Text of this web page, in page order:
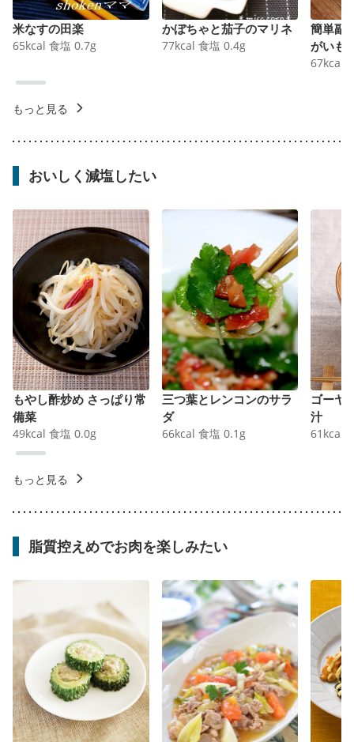
米なすの田楽
65kcal 食塩 0.7g
かぼちゃと茄子のマリネ
77kcal 食塩 0.4g
簡単副
がいも
67kcal
もっと見る
おいしく減塩したい
もやし酢炒め さっぱり常
備菜
49kcal 食塩 0.0g
三つ葉とレンコンのサラ
ダ
66kcal 食塩 0.1 g
ゴーヤ
汁
61 kcal
もっと見る
脂質控えめでお肉を楽しみたい